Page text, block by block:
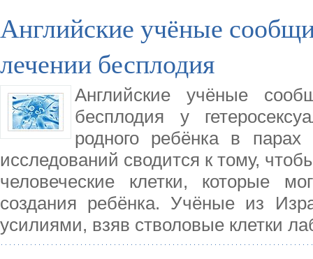
Английские учёные
лечении бесплодия
Английские учёные
бесплодия у
родного ребёнка в парах
исследований сводится к тому,
человеческие клетки, которые
создания ребёнка. Учёные из
усилиями, взяв стволовые клетки